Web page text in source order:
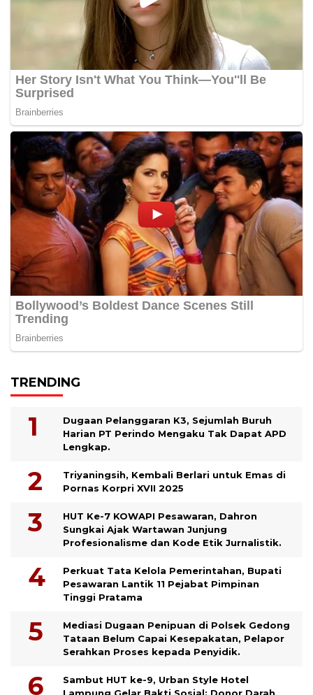
TRENDING
Dugaan Pelanggaran K3, Sejumlah Buruh
Harian PT Perindo Mengaku Tak Dapat APD
Lengkap.
Triyaningsih, Kembali Berlari untuk Emas di
Pornas Korpri XVII 2025
HUT Ke-7 KOWAPI Pesawaran, Dahron
Sungkai Ajak Wartawan Junjung
Profesionalisme dan Kode Etik Jurnalistik.
Perkuat Tata Kelola Pemerintahan, Bupati
Pesawaran Lantik 11 Pejabat Pimpinan
Tinggi Pratama
Mediasi Dugaan Penipuan di Polsek Gedong
Tataan Belum Capai Kesepakatan, Pelapor
Serahkan Proses kepada Penyidik.
Sambut HUT ke-9, Urban Style Hotel